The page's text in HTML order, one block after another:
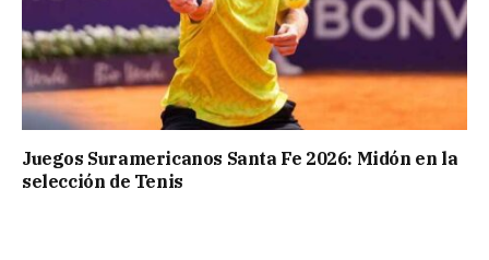
Juegos Suramericanos Santa Fe 2026: Midón en la
selección de Tenis